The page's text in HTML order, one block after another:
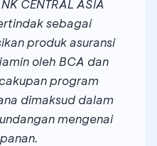
usia 99 tahun
Rp1.690.000
CENTRAL ASIA
sebagai
produk asuransi
oleh BCA dan
program
dimaksud dalam
mengenai